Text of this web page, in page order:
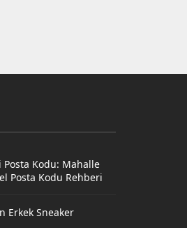
Kodu: Mahalle
Posta Kodu Rehberi
Erkek Sneaker